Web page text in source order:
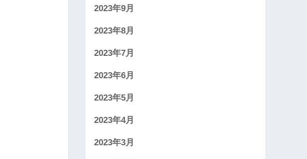
2023年9月
2023年8月
2023年7月
2023年6月
2023年5月
2023年4月
2023年3月